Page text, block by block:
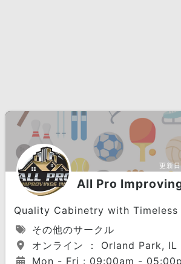
更新
All Pro
Quality Cabinetry with Timeless
その他のサークル
オンライン ： Orland Park, IL
Mon - Fri : 09:00am -